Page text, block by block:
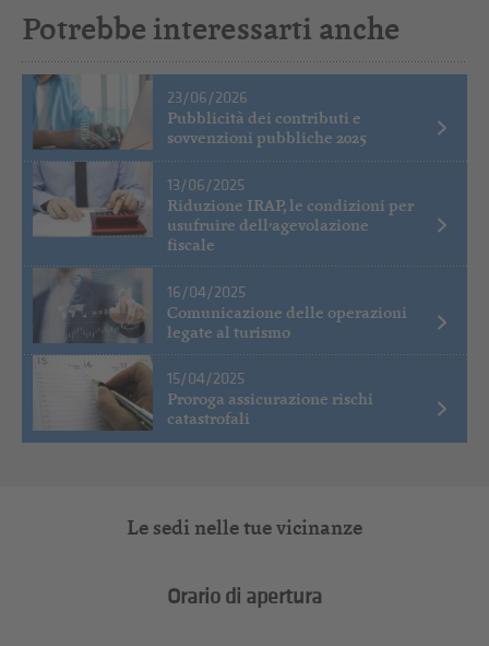
Potrebbe interessarti anche
23/06/2026
Pubblicità dei contributi e
sovvenzioni pubbliche 2025
13/06/2025
Riduzione IRAP, le condizioni per
usufruire dell’agevolazione
fiscale
16/04/2025
Comunicazione delle operazioni
legate al turismo
15/04/2025
Proroga assicurazione rischi
catastrofali
Le sedi nelle tue vicinanze
Orario di apertura